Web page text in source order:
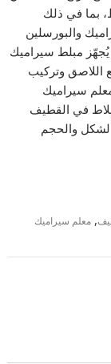
بما في ذلك
والبورسلين
يُجهّز مبلط سيراميك
اللاصق وتركيب
سيراميك
في القطيف
والحجم
,معلم سيراميك